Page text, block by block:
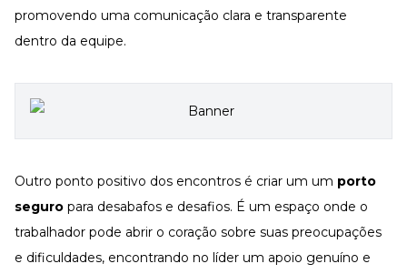
promovendo uma comunicação clara e transparente
dentro da equipe.
Outro ponto positivo dos encontros é criar um um porto
seguro para desabafos e desafios. É um espaço onde o
trabalhador pode abrir o coração sobre suas preocupações
e dificuldades, encontrando no líder um apoio genuíno e